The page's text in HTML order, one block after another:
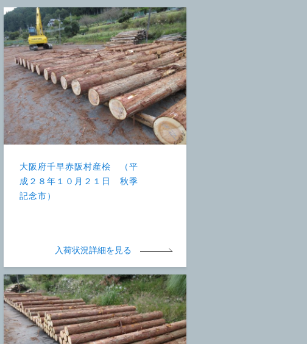
大阪府千早赤阪村産桧 （平
成２８年１０月２１日 秋季
記念市）
入荷状況詳細を見る